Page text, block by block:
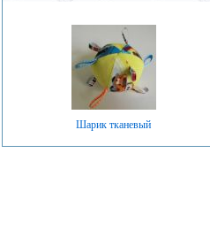
Шарик тканевый